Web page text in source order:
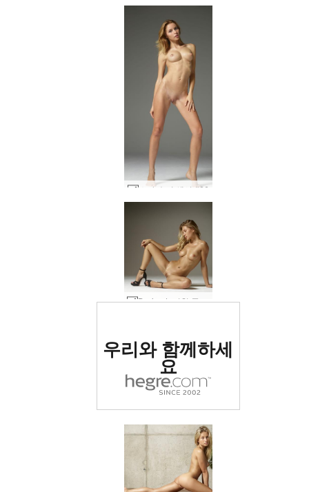
소냐 슈퍼 섹시 #66
Darina L 미친 곡선 #13
로 평가됨
우리와 함께하세
요